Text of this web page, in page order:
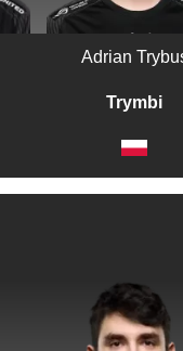
Adrian
Trymbi